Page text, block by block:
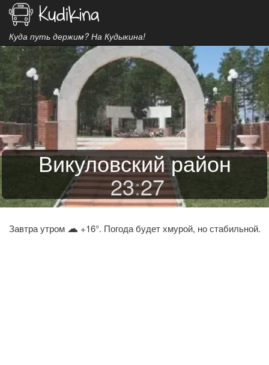
Куда путь держим? На Кудыкина!
Викуловский район
23:27
Завтра утром ☁ +16°. Погода будет хмурой, но стабильной.